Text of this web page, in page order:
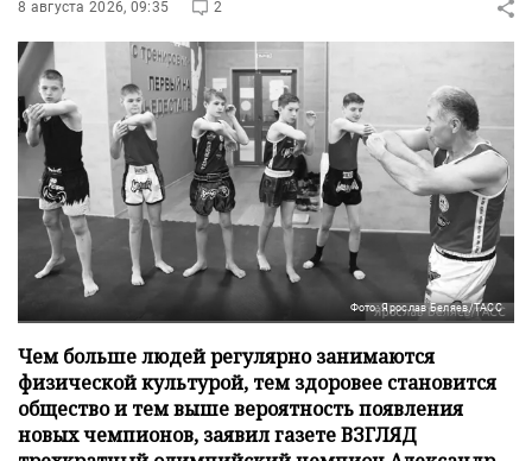
8 августа 2026, 09:35 2
Фото: Ярослав Беляев/ТАСС
Чем больше людей регулярно занимаются
физической культурой, тем здоровее становится
общество и тем выше вероятность появления
новых чемпионов, заявил газете ВЗГЛЯД